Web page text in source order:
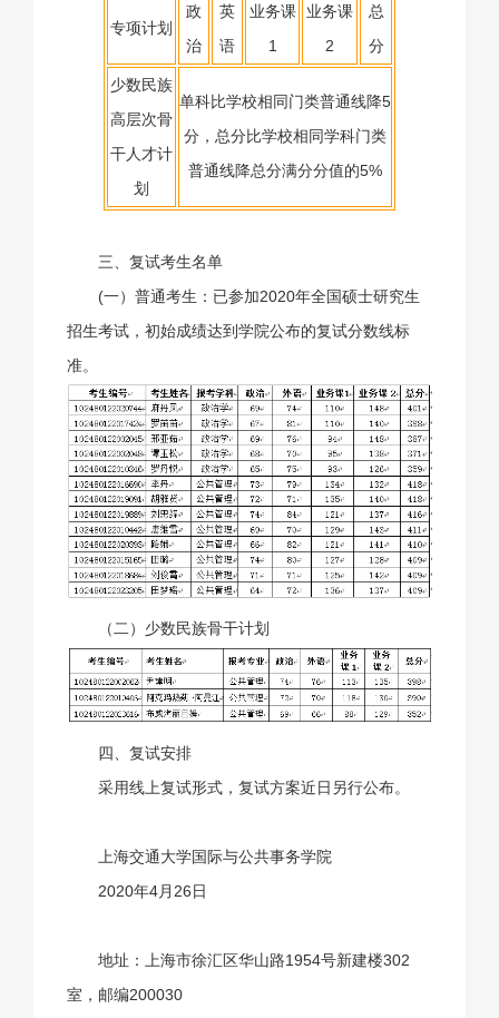
专项计划
政
治
英
语
业务课
1
业务课
2
总
分
少数民族
高层次骨
干人才计
划
单科比学校相同门类普通线降5
分，总分比学校相同学科门类
普通线降总分满分分值的5%
三、复试考生名单
(一）普通考生：已参加2020年全国硕士研究生
招生考试，初始成绩达到学院公布的复试分数线标
准。
（二）少数民族骨干计划
四、复试安排
采用线上复试形式，复试方案近日另行公布。
上海交通大学国际与公共事务学院
2020年4月26日
地址：上海市徐汇区华山路1954号新建楼302
室，邮编200030